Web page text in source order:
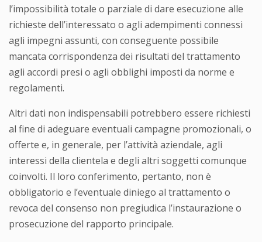
l’impossibilità totale o parziale di dare esecuzione alle
richieste dell’interessato o agli adempimenti connessi
agli impegni assunti, con conseguente possibile
mancata corrispondenza dei risultati del trattamento
agli accordi presi o agli obblighi imposti da norme e
regolamenti.
Altri dati non indispensabili potrebbero essere richiesti
al fine di adeguare eventuali campagne promozionali, o
offerte e, in generale, per l’attività aziendale, agli
interessi della clientela e degli altri soggetti comunque
coinvolti. Il loro conferimento, pertanto, non è
obbligatorio e l’eventuale diniego al trattamento o
revoca del consenso non pregiudica l’instaurazione o
prosecuzione del rapporto principale.